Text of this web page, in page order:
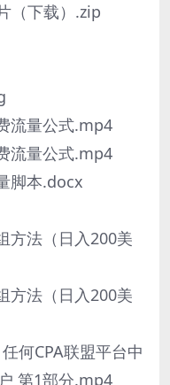
下载）.zip
量公式.mp4
量公式.mp4
本.docx
法（日入200美
法（日入200美
CPA联盟平台中
第1部分.mp4